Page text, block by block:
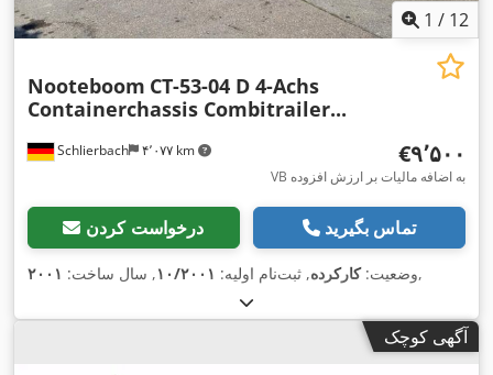
1 / 12
Schlierbach ۴٬۰۷۷ km
Nooteboom CT-53-04 D 4-Achs
Containerchassis Combitrailer...
‎€۹٬۵۰۰
VB به اضافه مالیات بر ارزش افزوده
درخواست کردن تماس بگیرید
وضعیت:کارکرده, ثبت‌نام اولیه: ۱۰/۲۰۰۱, سال ساخت: ۲۰۰۱ ,
آگهی کوچک